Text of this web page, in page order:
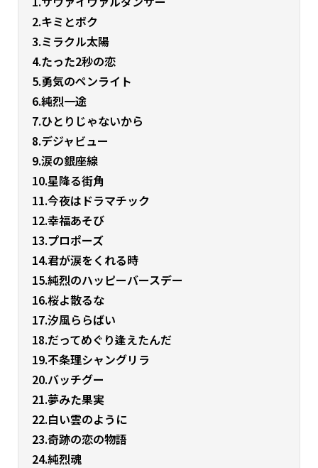
2.キミとボク
3.ミラクル太陽
4.たった2秒の恋
5.勇気のペンライト
6.純烈一途
7.ひとりじゃないから
8.デジャビュー
9.涙の銀座線
10.星降る街角
11.今夜はドラマチック
12.幸福あそび
13.プロポーズ
14.君が涙をくれる時
15.純烈のハッピーバースデー
16.桜よ散るな
17.汐風ららばい
18.だってめぐり逢えたんだ
19.不条理シャングリラ
20.バッチグー
21.夢みた果実
22.白い雲のように
23.奇跡の恋の物語
24.純烈魂